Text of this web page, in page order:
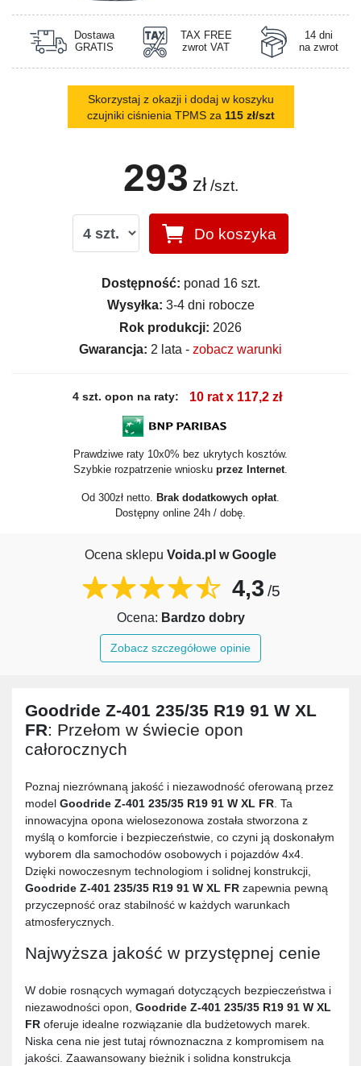
Dostawa
GRATIS
TAX FREE
zwrot VAT
14 dni
na zwrot
Skorzystaj z okazji i dodaj w koszyku
czujniki ciśnienia TPMS za 115 zł/szt
293 zł /szt.
Do koszyka
Dostępność: ponad 16 szt.
Wysyłka: 3-4 dni robocze
Rok produkcji: 2026
Gwarancja: 2 lata - zobacz warunki
4 szt. opon na raty: 10 rat x 117,2 zł
Prawdziwe raty 10x0% bez ukrytych kosztów.
Szybkie rozpatrzenie wniosku przez Internet
Od 300zł netto. Brak dodatkowych opłat
Dostępny online 24h / dobę.
Ocena sklepu Voida.pl w Google
4,3 /5
Ocena: Bardzo dobry
Zobacz szczegółowe opinie
Goodride Z-401 235/35 R19 91 W XL
FR: Przełom w świecie opon
całorocznych
Poznaj niezrównaną jakość i niezawodność oferowaną przez
model Goodride Z-401 235/35 R19 91 W XL FR. Ta
innowacyjna opona wielosezonowa została stworzona z
myślą o komforcie i bezpieczeństwie, co czyni ją doskonałym
wyborem dla samochodów osobowych i pojazdów 4x4.
Dzięki nowoczesnym technologiom i solidnej konstrukcji,
Goodride Z-401 235/35 R19 91 W XL FR zapewnia pewną
przyczepność oraz stabilność w każdych warunkach
atmosferycznych.
Najwyższa jakość w przystępnej cenie
W dobie rosnących wymagań dotyczących bezpieczeństwa i
niezawodności opon, Goodride Z-401 235/35 R19 91 W XL
FR oferuje idealne rozwiązanie dla budżetowych marek.
Niska cena nie jest tutaj równoznaczna z kompromisem na
jakości. Zaawansowany bieżnik i solidna konstrukcja